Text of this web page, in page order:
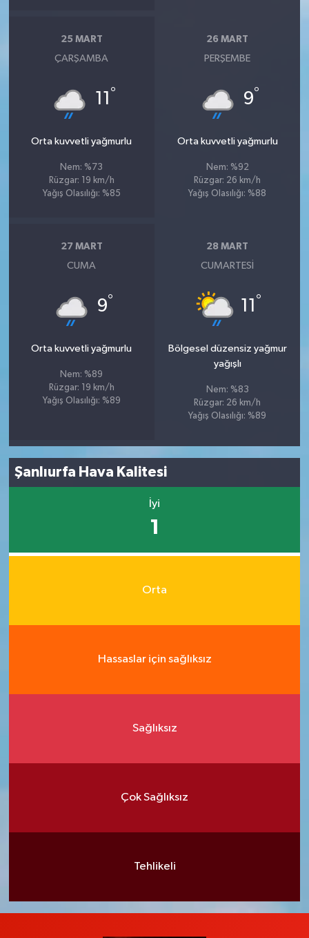
25 MART
ÇARŞAMBA
11 °
Orta kuvvetli yağmurlu
Nem: %73
Rüzgar: 19 km/h
Yağış Olasılığı: %85
26 MART
PERŞEMBE
9°
Orta kuvvetli yağmurlu
Nem: %92
Rüzgar: 26 km/h
Yağış Olasılığı: %88
27 MART
CUMA
9°
Orta kuvvetli yağmurlu
Nem: %89
Rüzgar: 19 km/h
Yağış Olasılığı: %89
28 MART
CUMARTESI
11 °
Bölgesel düzensiz yağmur
yağışlı
Nem: %83
Rüzgar: 26 km/h
Yağış Olasılığı: %89
Şanlıurfa Hava Kalitesi
İyi
1
Orta
Hassaslar için sağlıksız
Sağlıksız
Çok Sağlıksız
Tehlikeli